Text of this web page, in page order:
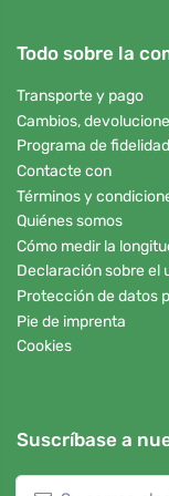
Todo sobre la
Transporte y pago
Cambios,
Programa de fidelidad
Contacte con
Términos y
Quiénes somos
Cómo medir la
Declaración sobre el
Protección de datos
Pie de imprenta
Cookies
Suscríbase a